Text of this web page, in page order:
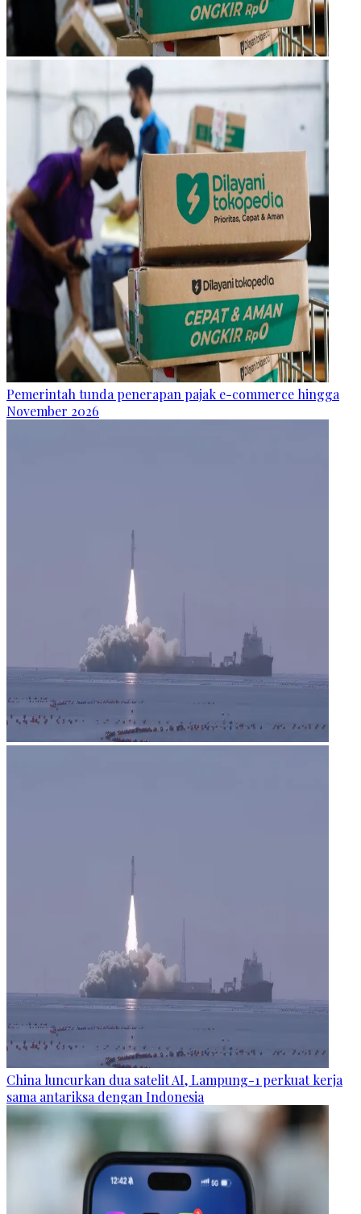
Pemerintah tunda penerapan pajak e-commerce hingga
November 2026
China luncurkan dua satelit AI, Lampung-1 perkuat kerja
sama antariksa dengan Indonesia